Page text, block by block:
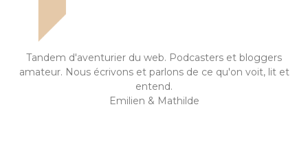
Tandem d'aventurier du web. Podcasters et bloggers
amateur. Nous écrivons et parlons de ce qu'on voit, lit et
entend.
Emilien & Mathilde